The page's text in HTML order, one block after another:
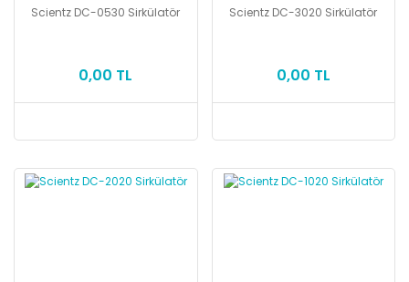
Scientz DC-0530 Sirkülatör
0,00 TL
Scientz DC-3020 Sirkülatör
0,00 TL